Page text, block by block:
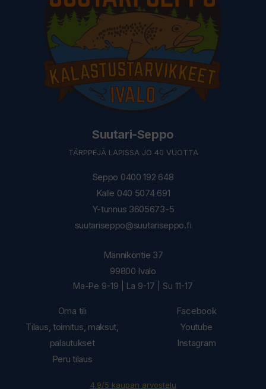
Suutari-Seppo
TÄRPPEJÄ LAPISSA JO 40 VUOTTA
Seppo 0400 192 648
Kalle 040 5074 691
Y-tunnus 3605673-5
suutariseppo@suutariseppo.fi
Oma tili
Tilaus, toimitus, maksut,
palautukset
Peru tilaus
Männiköntie 37
99800 Ivalo
Ma-Pe 9-19 | La 9-17 | Su 11-17
Facebook
Youtube
Instagram
4.9/5 kaupan arvostelu